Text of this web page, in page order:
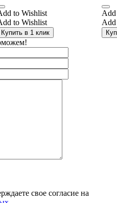
to Wishlist
to Wishlist
Купить в 1 клик
свое согласие на